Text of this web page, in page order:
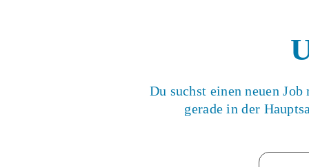
Du suchst einen neuen
gerade in der